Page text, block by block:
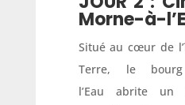
Morne-à-
Situé au cœur de
Terre, le
l’Eau abrite un